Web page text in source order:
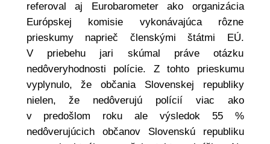
referoval aj Eurobarometer ako organizácia
Európskej komisie vykonávajúca rôzne
prieskumy naprieč členskými štátmi EÚ.
V priebehu jari skúmal práve otázku
nedôveryhodnosti polície. Z tohto prieskumu
vyplynulo, že občania Slovenskej republiky
nielen, že nedôverujú polícií viac ako
v predošlom roku ale výsledok 55 %
nedôverujúcich občanov Slovenskú republiku